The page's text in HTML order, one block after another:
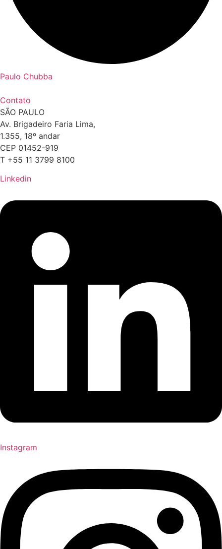
Paulo Chubba
Contato
SÃO PAULO
Av. Brigadeiro Faria Lima,
1.355, 18º andar
CEP 01452-919
T +55 11 3799 8100
Linkedin
Instagram